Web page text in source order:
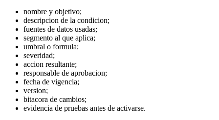
nombre y objetivo;
descripcion de la condicion;
fuentes de datos usadas;
segmento al que aplica;
umbral o formula;
severidad;
accion resultante;
responsable de aprobacion;
fecha de vigencia;
version;
bitacora de cambios;
evidencia de pruebas antes de activarse.